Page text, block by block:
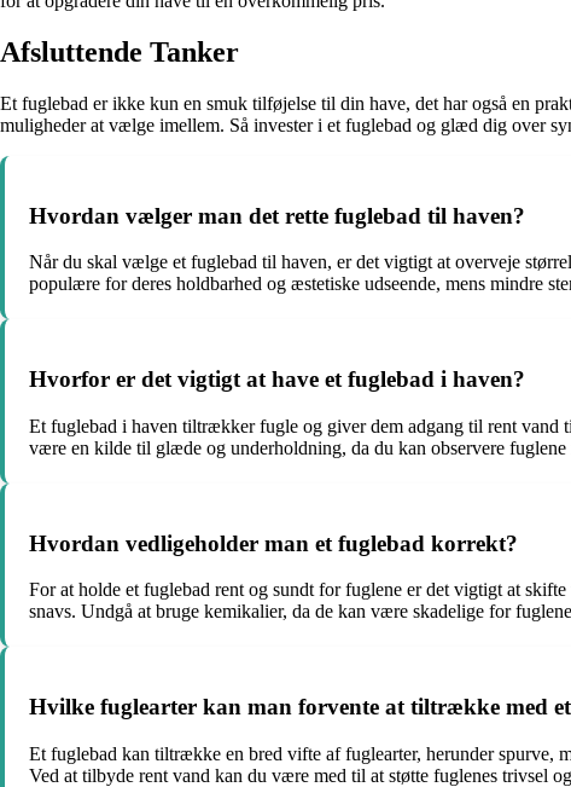
Afsluttende Tanker
Et fuglebad er ikke kun en smuk tilføjelse til din have, det har også en
muligheder at vælge imellem. Så invester i et fuglebad og glæd dig over
Hvordan vælger man det rette fuglebad til haven?
Når du skal vælge et fuglebad til haven, er det vigtigt at overveje
populære for deres holdbarhed og æstetiske udseende, mens mindre
Hvorfor er det vigtigt at have et fuglebad i haven?
Et fuglebad i haven tiltrækker fugle og giver dem adgang til rent vand
være en kilde til glæde og underholdning, da du kan observere
Hvordan vedligeholder man et fuglebad korrekt?
For at holde et fuglebad rent og sundt for fuglene er det vigtigt at
snavs. Undgå at bruge kemikalier, da de kan være skadelige for
Hvilke fuglearter kan man forvente at tiltrække med
Et fuglebad kan tiltrække en bred vifte af fuglearter, herunder spurve,
Ved at tilbyde rent vand kan du være med til at støtte fuglenes trivsel